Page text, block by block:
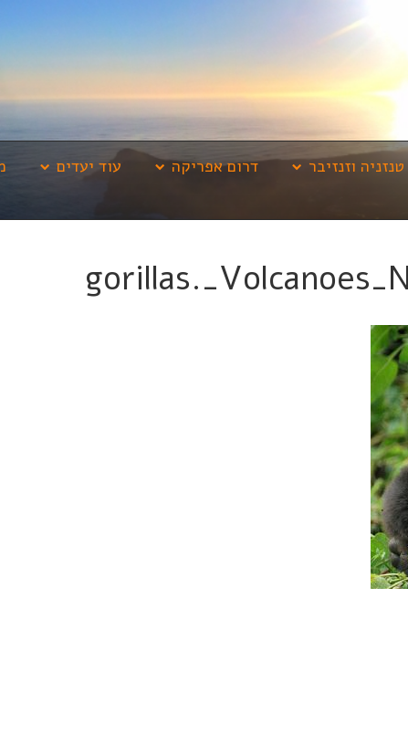
טנזניה וזנזיבר דרום אפריקה עוד יעדים